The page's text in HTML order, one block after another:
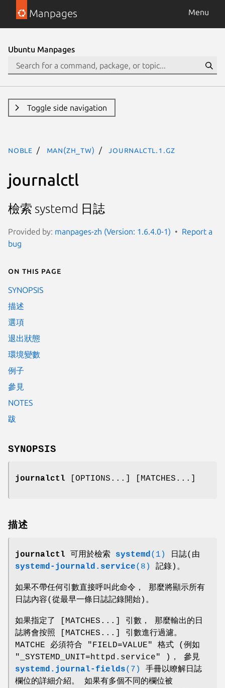
Manpages Menu
Ubuntu Manpages
Toggle side navigation
noble man(zh_TW) journalctl.1.gz
journalctl
檢索 systemd 日誌
Provided by: manpages-zh (Version: 1.6.4.0-1)
Report a
bug
On this page
SYNOPSIS
描述
選項
退出狀態
環境變數
例子
參見
NOTES
跋
SYNOPSIS
journalctl [OPTIONS...] [MATCHES...]
描述
journalctl 可用於檢索 systemd (1)
日誌(由
systemd-journald.service(8) 記錄)。
如果不帶任何引數直接呼叫此命令， 那麼將顯示所有
日誌內容(從最早一條日誌記錄開始)。
如果指定了 [MATCHES...] 引數， 那麼輸出的日
誌將會按照 [MATCHES...] 引數進行過濾。
MATCHE 必須符合 "FIELD=VALUE" 格式 (例如
"_SYSTEMD_UNIT=httpd.service" )， 參見
systemd.journal-fields(7)
手冊以瞭解日誌
欄位的詳細介紹。 如果有多個不同的欄位被